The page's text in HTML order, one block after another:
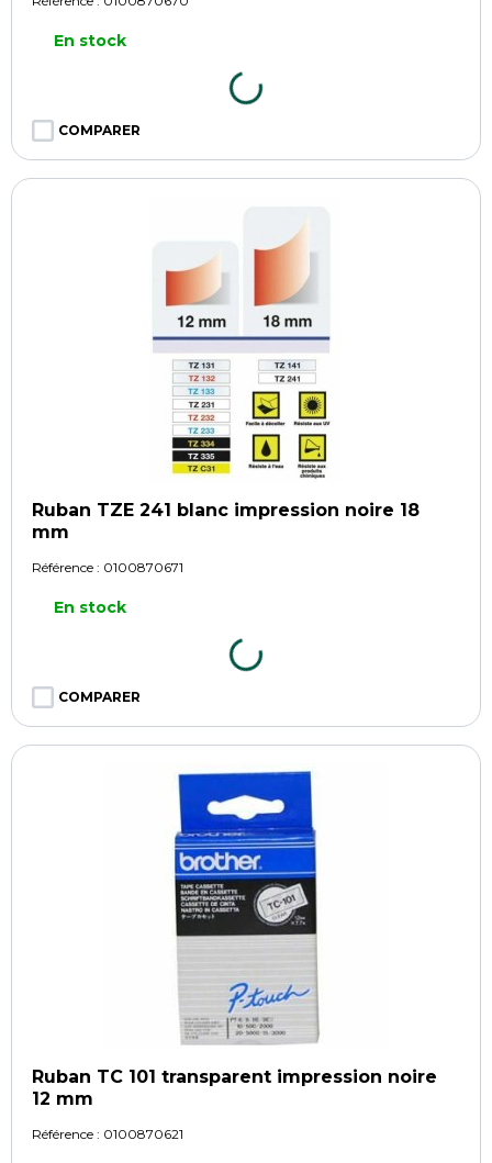
En stock
COMPARER
Ruban TZE 241 blanc impression noire 18
mm
Référence : 0100870671
En stock
COMPARER
Ruban TC 101 transparent impression noire
12 mm
Référence : 0100870621